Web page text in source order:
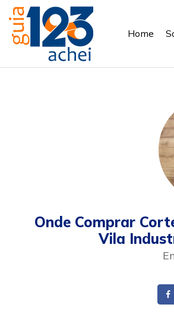
Home
Onde Comprar
Vila